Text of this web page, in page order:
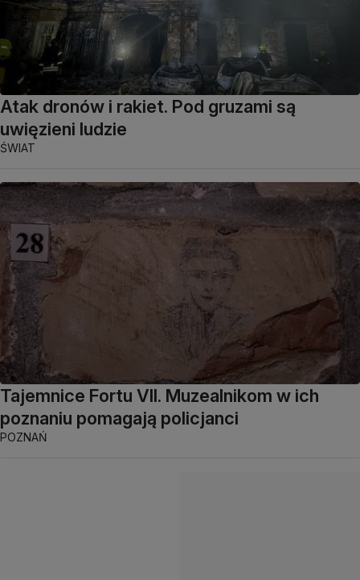
Atak dronów i rakiet. Pod gruzami są
uwięzieni ludzie
ŚWIAT
Tajemnice Fortu VII. Muzealnikom w ich
poznaniu pomagają policjanci
POZNAŃ